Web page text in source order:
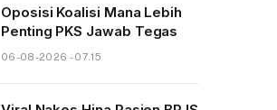
Oposisi Koalisi Mana Lebih
Penting PKS Jawab Tegas
06-08-2026 - 07.15